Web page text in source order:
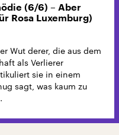
(6/6) – Aber
Rosa Luxemburg)
Wut derer, die aus dem
als Verlierer
sie in einem
sagt, was kaum zu